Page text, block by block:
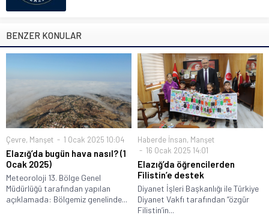
BENZER KONULAR
Çevre, Manşet 1 Ocak 2025 10:04
Elazığ’da bugün hava nasıl? (1
Ocak 2025)
Meteoroloji 13. Bölge Genel
Müdürlüğü tarafından yapılan
açıklamada: Bölgemiz genelinde...
Haberde İnsan, Manşet
16 Ocak 2025 14:01
Elazığ’da öğrencilerden
Filistin’e destek
Diyanet İşleri Başkanlığı ile Türkiye
Diyanet Vakfı tarafından “özgür
Filistin’in...